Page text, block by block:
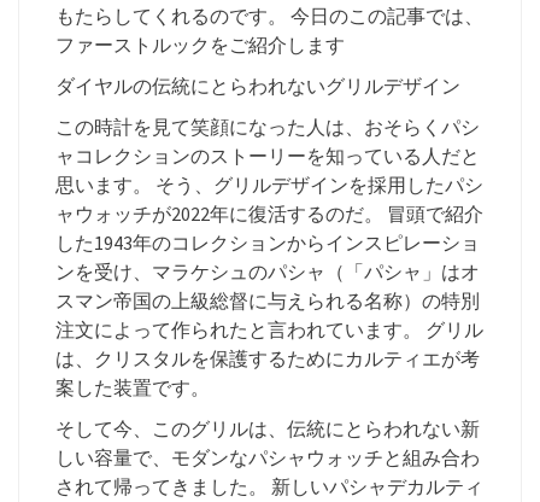
もたらしてくれるのです。 今日のこの記事では、
ファーストルックをご紹介します
ダイヤルの伝統にとらわれないグリルデザイン
この時計を見て笑顔になった人は、おそらくパシ
ャコレクションのストーリーを知っている人だと
思います。 そう、グリルデザインを採用したパシ
ャウォッチが2022年に復活するのだ。 冒頭で紹介
した1943年のコレクションからインスピレーショ
ンを受け、マラケシュのパシャ（「パシャ」はオ
スマン帝国の上級総督に与えられる名称）の特別
注文によって作られたと言われています。 グリル
は、クリスタルを保護するためにカルティエが考
案した装置です。
そして今、このグリルは、伝統にとらわれない新
しい容量で、モダンなパシャウォッチと組み合わ
されて帰ってきました。 新しいパシャデカルティ